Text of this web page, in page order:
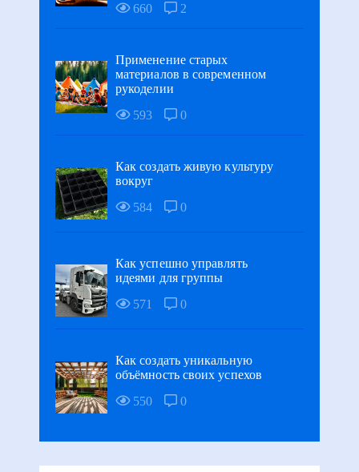
660
2
Применение старых
материалов в современном
рукоделии
593
0
Как создать живую культуру
вокруг
584
0
Как успешно управлять
идеями для группы
571
0
Как создать уникальную
объёмность своих успехов
550
0